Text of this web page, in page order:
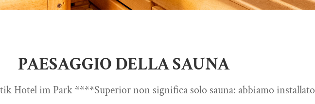
PAESAGGIO DELLA SAUNA
Hotel im Park ****Superior non significa solo sauna: abbiamo installato